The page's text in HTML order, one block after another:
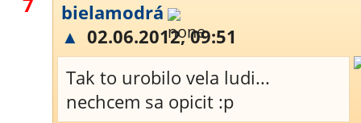
bielamodrá
▲ 02.06.2012, 09:51
Tak to urobilo vela ludi...
nechcem sa opicit :p